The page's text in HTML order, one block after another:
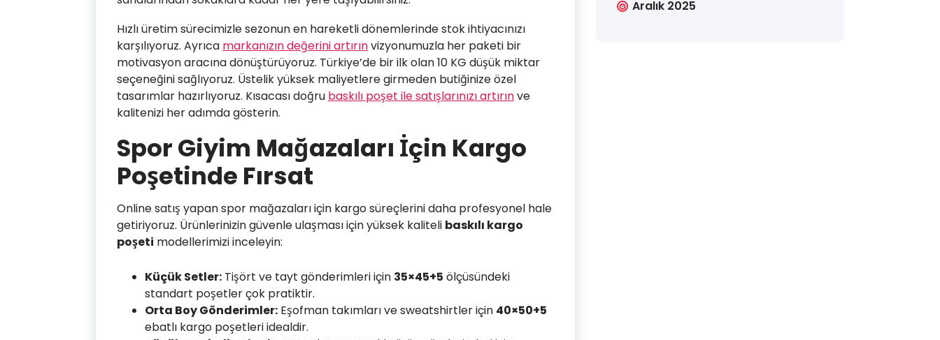
Hızlı üretim sürecimizle sezonun en hareketli dönemlerinde stok ihtiyacınızı
karşılıyoruz. Ayrıca markanızın değerini artırınvizyonumuzla her paketi bir
motivasyon aracına dönüştürüyoruz. Türkiye’de bir ilk olan 10 KG düşük miktar
seçeneğini sağlıyoruz. Üstelik yüksek maliyetlere girmeden butiğinize özel
tasarımlar hazırlıyoruz. Kısacası doğru baskılı poşet ile satışlarınızı artırınve
kalitenizi her adımda gösterin.
Spor Giyim Mağazaları İçin Kargo
Poşetinde Fırsat
Online satış yapan spor mağazaları için kargo süreçlerini daha profesyonel hale
getiriyoruz. Ürünlerinizin güvenle ulaşması için yüksek kaliteli baskılı kargo
poşeti modellerimizi inceleyin:
Küçük Setler: Tişört ve tayt gönderimleri için 35×45+5 ölçüsündeki
standart poşetler çok pratiktir.
Orta Boy Gönderimler: Eşofman takımları ve sweatshirtler için 40×50+5
ebatlı kargo poşetleri idealdir.
Aralık 2025